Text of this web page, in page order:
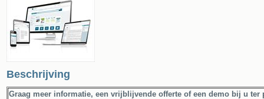
Beschrijving
Graag meer informatie, een vrijblijvende offerte of een demo bij u